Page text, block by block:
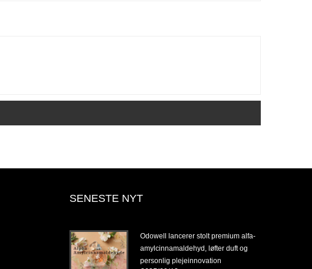
SENESTE NYT
Odowell lancerer stolt premium alfa-
amylcinnamaldehyd, løfter duft og
personlig plejeinnovation